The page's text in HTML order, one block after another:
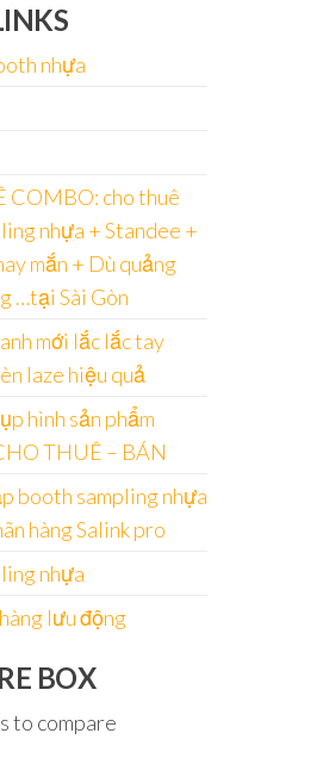
nhựa
COMBO: cho thuê
nhựa + Standee +
mắn + Dù quảng
…tại Sài Gòn
mới lắc lắc tay
laze hiệu quả
hình sản phẩm
THUÊ – BÁN
booth sampling nhựa
hàng Salink pro
nhựa
lưu động
BOX
to compare